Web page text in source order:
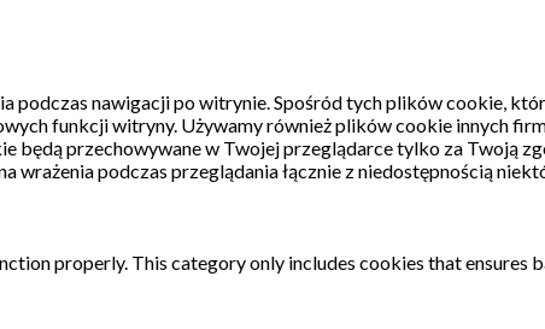
podczas nawigacji po witrynie.Spośród tych plików cookie,
funkcji witryny. Używamy również plików cookie innych
będą przechowywane w Twojej przeglądarce tylko za Twoją
wrażenia podczas przeglądania łącznie z niedostępnością
properly. This category only includes cookies that